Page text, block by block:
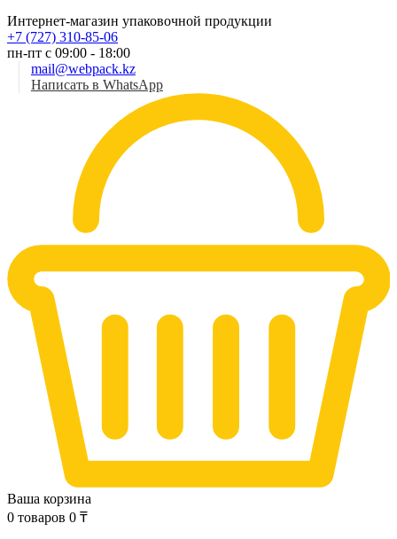
Интернет-магазин упаковочной продукции
+7 (727) 310-85-06
пн-пт с 09:00 - 18:00
mail@webpack.kz
Написать в WhatsApp
Ваша корзина
0 товаров 0 ₸